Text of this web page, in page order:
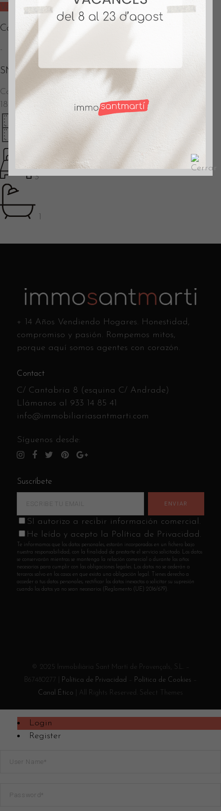
Vendido
Calafell – Casa
-
SM539
Calafell –
Calafell
188.000
€
3
1
+ 14 Años Vendiendo Hogares. Honestidad,
compromiso y pasión. Rompemos mitos,
porque aquí somos agentes con corazón.
Contact
C/ Cantabria 8 (esquina C/ Andrade)
Llámanos al 933 14 85 41
info@immobiliariasantmarti.com
Síguenos desde:
Suscríbete
SI autorizo a recibir información comercial.
He leído y acepto la Política de Privacidad.
Te informamos que los datos personales, estarán incorporados en un fichero bajo
nuestra responsabilidad, con la finalidad de prestarte el servicio solicitado. Los datos
se conservarán mientras se mantenga la relación comercial o durante los años
necesarios para cumplir con las obligaciones legales. Los datos no se cederán a
terceros salvo en los casos en que exista una obligación legal. Tienes derecho a
acceder a tus datos personales, rectificar los datos inexactos o solicitar su supresión
cuando los datos ya no sean necesarios (Reglamento (UE) 2016/679).
© 2025 Immobiliària Sant Martí de Provençals, S.L. –
B67480277 | Política de Privacidad Política de Cookies
Canal Ético | All Rights Reserved. Select Themes
Login
Register